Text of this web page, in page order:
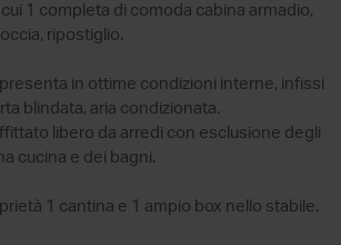
1 completa di comoda cabina armadio,
ripostiglio.
presenta in ottime condizioni interne, infissi
blindata, aria condizionata.
libero da arredi con esclusione degli
cucina e dei bagni.
1 cantina e 1 ampio box nello stabile.